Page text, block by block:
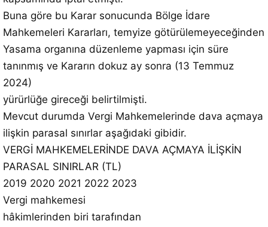
Buna göre bu Karar sonucunda Bölge İdare
Mahkemeleri Kararları, temyize götürülemeyeceğinden
Yasama organına düzenleme yapması için süre
tanınmış ve Kararın dokuz ay sonra (13 Temmuz
2024)
yürürlüğe gireceği belirtilmişti.
Mevcut durumda Vergi Mahkemelerinde dava açmaya
ilişkin parasal sınırlar aşağıdaki gibidir.
VERGİ MAHKEMELERİNDE DAVA AÇMAYA İLİŞKİN
PARASAL SINIRLAR (TL)
2019 2020 2021 2022 2023
Vergi mahkemesi
hâkimlerinden biri tarafından